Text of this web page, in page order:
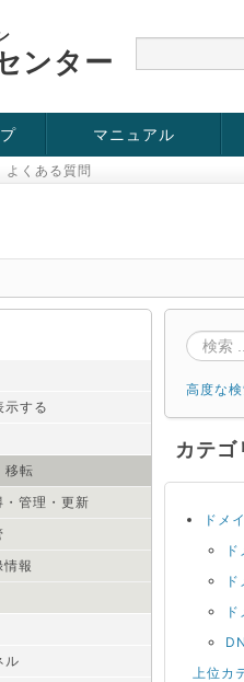
ンター
情報
マニュアル
よくある質問
示する
移転
・管理・更新
情報
ル
高度な
カテ
ドメ
上位カ